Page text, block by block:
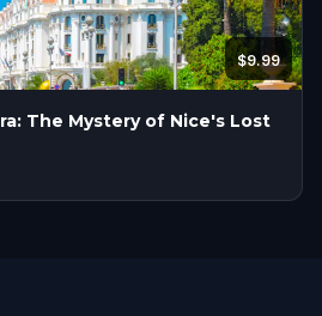
$9.99
The Mystery of Nice's Lost